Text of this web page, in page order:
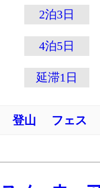
こその温かさ
えた高性能ウェ
ウェアの左袖
ップの収納に
付いていたり
人気のカーネ
※スキー・スノ
2泊3日
4泊5日
延滞1日
登山 フェス